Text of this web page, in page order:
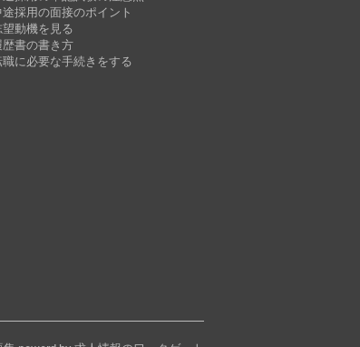
採用の面接のポイント
動機を見る
歴書の書き方
に必要な手続きをする